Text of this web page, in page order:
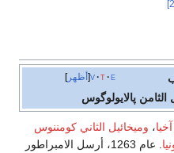
أظهر
پالايولوگوس
الثاني كومننوس
. عام 1263، أرسل الامبراطور